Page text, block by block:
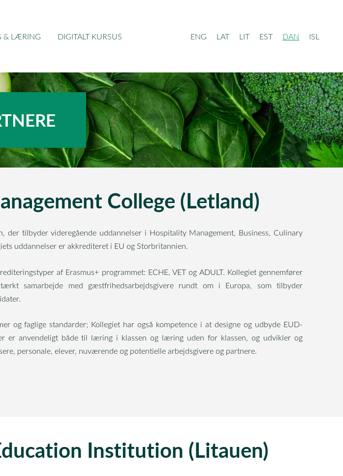
& LÆRING DIGITALT KURSUS ENG LAT LIT EST DAN ISL
College (Letland)
tilbyder videregående uddannelser i Hospitality Management, Business, Culinary
uddannelser er akkrediteret i EU og Storbritannien.
af Erasmus+ programmet: ECHE, VET og ADULT. Kollegiet gennemfører
samarbejde med gæstfrihedsarbejdsgivere rundt om i Europa, som tilbyder
og faglige standarder; Kollegiet har også kompetence i at designe og udbyde EUD-
er anvendeligt både til læring i klassen og læring uden for klassen, og udvikler og
personale, elever, nuværende og potentielle arbejdsgivere og partnere.
Institution (Litauen)